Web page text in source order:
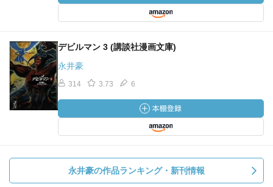
デビルマン 3 (講談社漫画文庫)
永井豪
314 3.73 6
永井豪の作品ランキング・新刊情報